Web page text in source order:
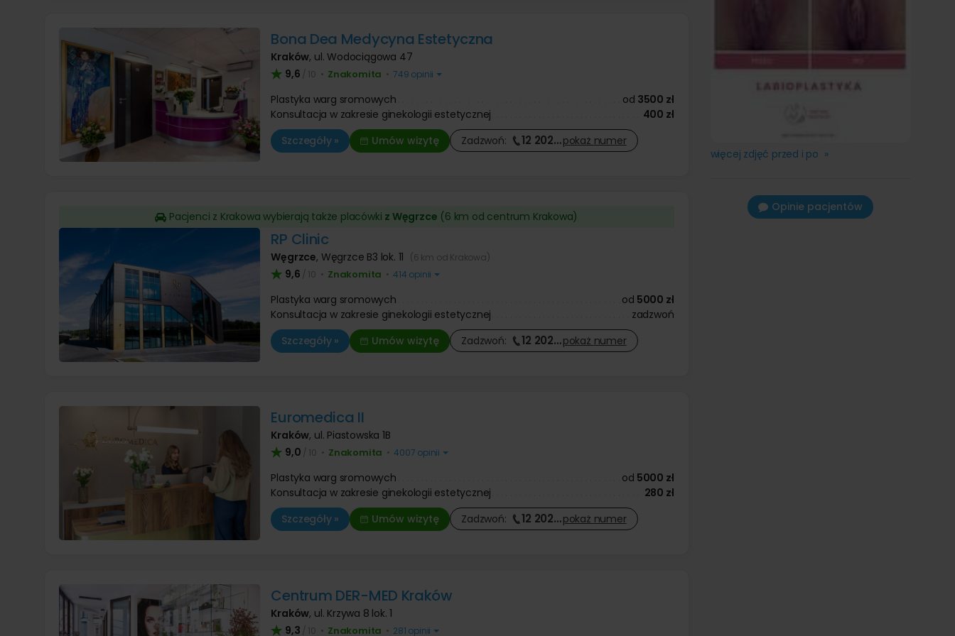
Bona Dea Medycyna Estetyczna
Kraków, ul. Wodociągowa 47
9,6 / 10 • Znakomita • 749 opinii
Plastyka warg sromowych od 3500 zł
Konsultacja w zakresie ginekologii estetycznej
400 zł
Szczegóły »
Umów wizytę Zadzwoń: 12 202…pokaż numer
Pacjenci z Krakowa wybierają także placówki z Węgrzce (6 km od centrum Krakowa)
RP Clinic
Węgrzce, Węgrzce B3 lok. 11 (6 km od Krakowa)
9,6 / 10 • Znakomita • 414 opinii
Plastyka warg sromowych od 5000 zł
Konsultacja w zakresie ginekologii estetycznej
zadzwoń
Szczegóły »
Umów wizytę Zadzwoń: 12 202…pokaż numer
Euromedica II
Kraków, ul. Piastowska 1B
9,0 / 10 • Znakomita • 4007 opinii
Plastyka warg sromowych od 5000 zł
Konsultacja w zakresie ginekologii estetycznej
280 zł
Szczegóły »
Umów wizytę Zadzwoń: 12 202…pokaż numer
Centrum DER-MED Kraków
Kraków, ul. Krzywa 8 lok. 1
9,3 / 10 • Znakomita • 281 opinii
więcej zdjęć przed i po »
Opinie pacjentów